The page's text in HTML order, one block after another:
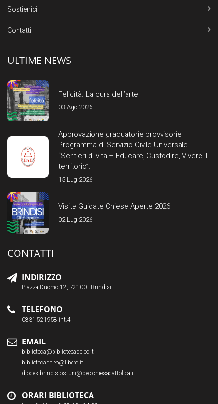
Sostienici
Contatti
ULTIME NEWS
Felicità. La cura dell’arte
03 Ago 2026
Approvazione graduatorie provvisorie –
Programma di Servizio Civile Universale
“Sentieri di vita – Educare, Custodire, Vivere il
territorio”.
15 Lug 2026
Visite Guidate Chiese Aperte 2026
02 Lug 2026
CONTATTI
INDIRIZZO
Piazza Duomo 12, 72100 - Brindisi
TELEFONO
0831 521958 int.4
EMAIL
biblioteca@bibliotecadeleo.it
bibliotecadeleo@libero.it
diocesibrindisiostuni@pec.chiesacattolica.it
ORARI BIBLIOTECA